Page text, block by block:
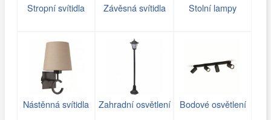
Stropní svítidla Závěsná svítidla Stolní lampy
Nástěnná svítidla Zahradní osvětlení Bodové osvětlení